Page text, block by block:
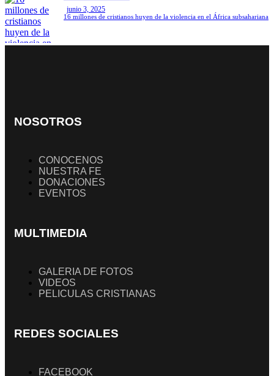
junio 3, 2025
16 millones de cristianos huyen de la violencia en el África subsahariana
NOSOTROS
CONOCENOS
NUESTRA FE
DONACIONES
EVENTOS
MULTIMEDIA
GALERIA DE FOTOS
VIDEOS
PELICULAS CRISTIANAS
REDES SOCIALES
FACEBOOK